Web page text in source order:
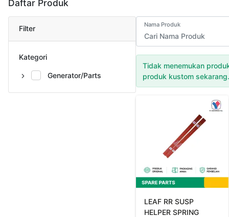
Daftar Produk
Filter
Kategori
Generator/Parts
Nama Produk
Tidak menemukan
produk kustom sekarang.
LEAF RR SUSP
HELPER SPRING